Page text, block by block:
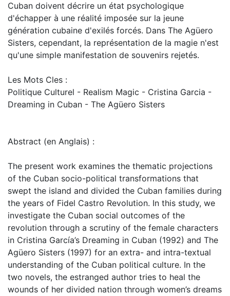
Cuban doivent décrire un état psychologique
d'échapper à une réalité imposée sur la jeune
génération cubaine d'exilés forcés. Dans The Agüero
Sisters, cependant, la représentation de la magie n'est
qu'une simple manifestation de souvenirs rejetés.
Les Mots Cles :
Politique Culturel - Realism Magic - Cristina Garcia -
Dreaming in Cuban - The Agüero Sisters
Abstract (en Anglais) :
The present work examines the thematic projections
of the Cuban socio-political transformations that
swept the island and divided the Cuban families during
the years of Fidel Castro Revolution. In this study, we
investigate the Cuban social outcomes of the
revolution through a scrutiny of the female characters
in Cristina García’s Dreaming in Cuban (1992) and The
Agüero Sisters (1997) for an extra- and intra-textual
understanding of the Cuban political culture. In the
two novels, the estranged author tries to heal the
wounds of her divided nation through women’s dreams